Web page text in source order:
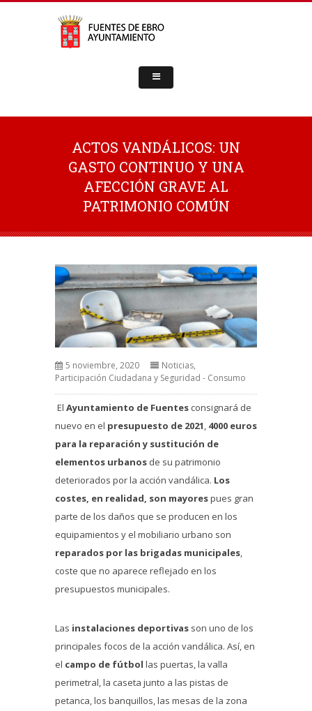
ACTOS VANDÁLICOS: UN
GASTO CONTINUO Y UNA
AFECCIÓN GRAVE AL
PATRIMONIO COMÚN
5 noviembre, 2020 Noticias,
Participación Ciudadana y Seguridad - Consumo
El Ayuntamiento de Fuentes consignará de
nuevo en el presupuesto de 2021, 4000 euros
para la reparación y sustitución de
elementos urbanos de su patrimonio
deteriorados por la acción vandálica. Los
costes, en realidad, son mayorespues gran
parte de los daños que se producen en los
equipamientos y el mobiliario urbano son
reparados por las brigadas municipales,
coste que no aparece reflejado en los
presupuestos municipales.
Las instalaciones deportivas son uno de los
principales focos de la acción vandálica. Así, en
el campo de fútbol las puertas, la valla
perimetral, la caseta junto a las pistas de
petanca, los banquillos, las mesas de la zona